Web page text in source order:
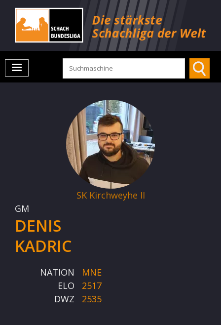
SK Kirchweyhe II
GM
DENIS
KADRIC
NATION
MNE
ELO
2517
DWZ
2535